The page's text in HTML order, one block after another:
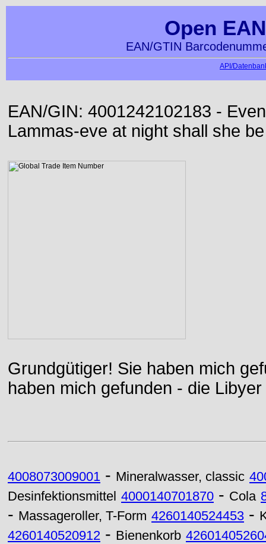
Open
EAN/GTIN
API/
EAN/GIN: 4001242102183 -
Lammas-eve at night shall she
Grundgütiger! Sie haben mich
haben mich gefunden - die
4008073009001 - Mineralwasser, classic
Desinfektionsmittel 4000140701870 - Cola
- Massageroller, T-Form 4260140524453 -
4260140520912 - Bienenkorb